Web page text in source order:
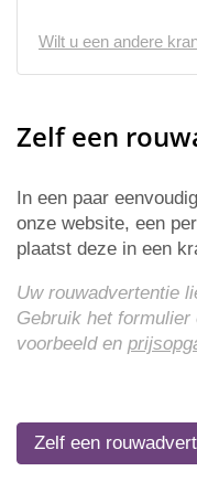
Wilt u een andere
Zelf een
In een paar
onze website, een
plaatst deze in een
Uw rouwadvertentie
Gebruik het
voorbeeld en
Zelf een